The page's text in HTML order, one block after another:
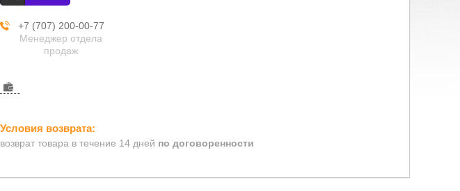
+7 (707) 200-00-77
Менеджер отдела
продаж
возврат товара в течение 14 дней по договоренности